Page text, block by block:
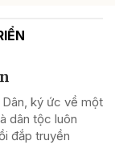
Dân, ký ức về một
dân tộc luôn
đắp truyền